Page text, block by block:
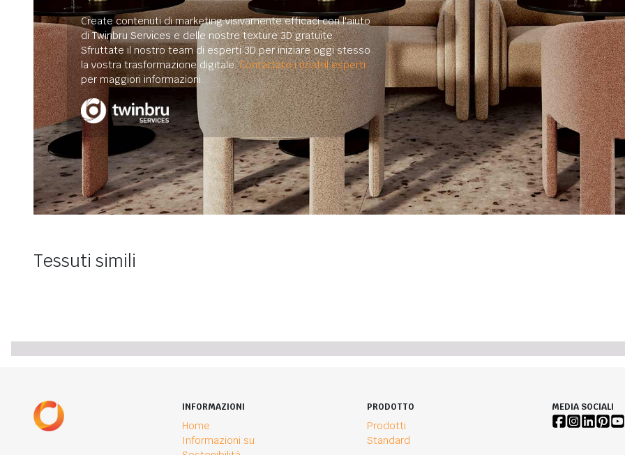
Create contenuti di marketing visivamente efficaci con l'aiuto
di Twinbru Services e delle nostre texture 3D gratuite.
Sfruttate il nostro team di esperti 3D per iniziare oggi stesso
la vostra trasformazione digitale.Contattate i nostril esperti
per maggiori informazioni.
Tessuti simili
INFORMAZIONI
Home
Informazioni su
PRODOTTO
Prodotti
Standard
MEDIA SOCIALI